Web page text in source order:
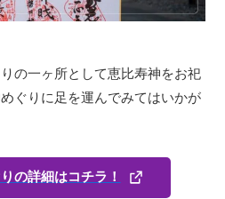
の一ヶ所として恵比寿神をお祀
ぐりに足を運んでみてはいかが
の詳細はコチラ！